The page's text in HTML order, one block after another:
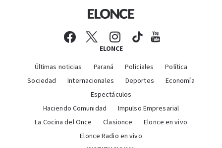
ELONCE
Últimas noticias Paraná Policiales
Política
Sociedad
Internacionales Deportes
Economía
Espectáculos
Haciendo Comunidad
Impulso Empresarial
La Cocina del Once
Clasionce
Elonce en vivo
Elonce Radio en vivo